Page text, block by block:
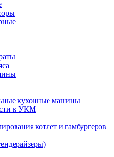
кухонные машины
к УКМ
котлет и гамбургеров